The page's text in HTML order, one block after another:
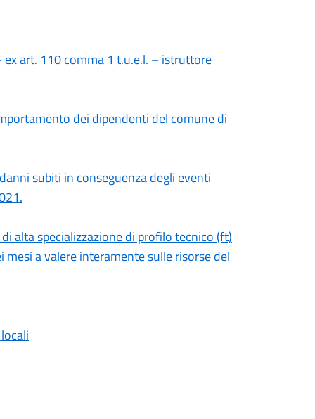
art. 110 comma 1 t.u.e.l. – istruttore
dei dipendenti del comune di
subiti in conseguenza degli eventi
alta specializzazione di profilo tecnico (ft)
a valere interamente sulle risorse del